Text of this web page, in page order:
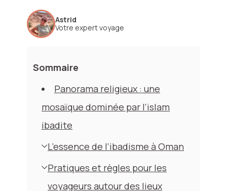
Astrid
Votre expert voyage
Sommaire
Panorama religieux : une
mosaïque dominée par l’islam
ibadite
L’essence de l’ibadisme à Oman
Pratiques et règles pour les
voyageurs autour des lieux